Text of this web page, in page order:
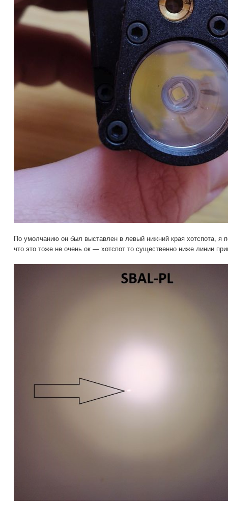
По умолчанию он был выставлен в левый нижний края хотспота, я
что это тоже не очень ок — хотспот то существенно ниже линии